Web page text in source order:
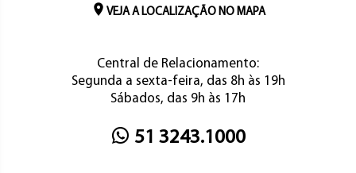
VEJA A LOCALIZAÇÃO NO MAPA
Central de Relacionamento:
Segunda a sexta-feira, das 8h às 19h
Sábados, das 9h às 17h
51 3243.1000